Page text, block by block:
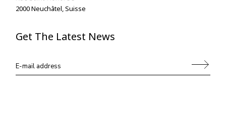
2000 Neuchâtel, Suisse
Get The Latest News